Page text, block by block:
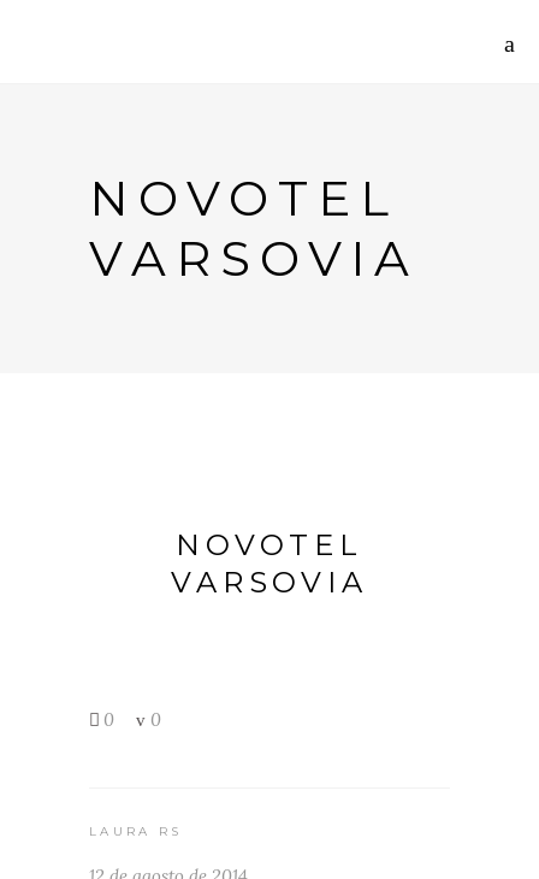
NOVOTEL
VARSOVIA
NOVOTEL
VARSOVIA
0 0
LAURA RS